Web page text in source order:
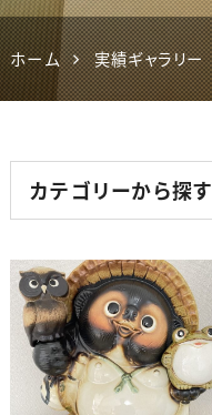
ホーム 実績ギャラリー
カテゴリーから探す